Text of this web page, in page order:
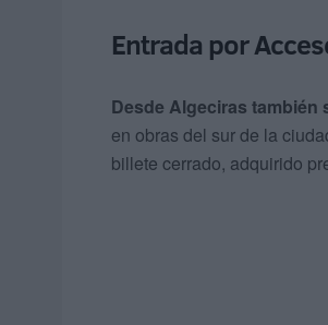
Entrada por
Desde Algeciras también
en obras del sur de la
billete cerrado, adquirido